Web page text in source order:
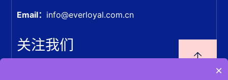
Email： info@everloyal.com.cn
关注我们